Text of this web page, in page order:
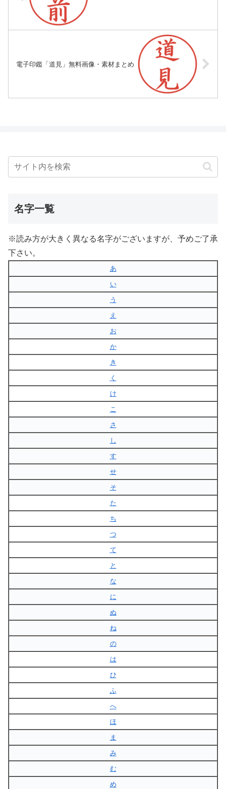
電子印鑑「道見」無料画像・素材まとめ
名字一覧
※読み方が大きく異なる名字がございますが、予めご了承
下さい。
あ
い
う
え
お
か
き
く
け
こ
さ
し
す
せ
そ
た
ち
つ
て
と
な
に
ぬ
ね
の
は
ひ
ふ
へ
ほ
ま
み
む
め